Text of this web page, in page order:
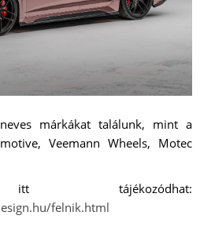
márkákat találunk, mint a
Veemann Wheels, Motec
itt tájékozódhat:
felnik.html